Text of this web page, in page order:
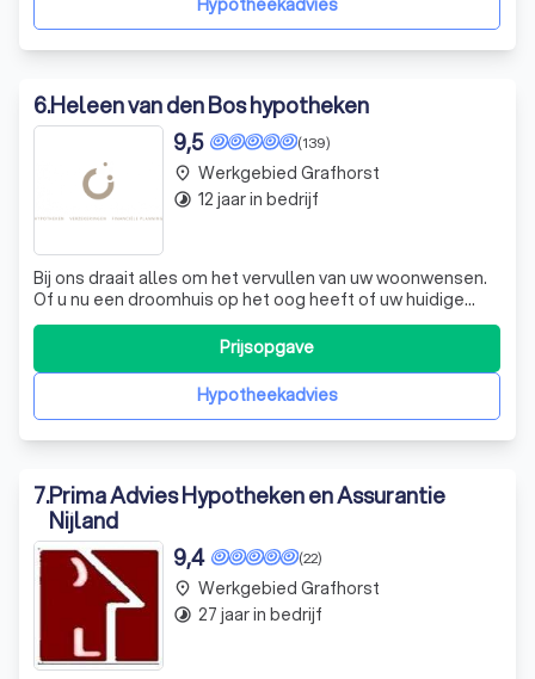
Hypotheekadvies
6.Heleen van den Bos hypotheken
(139)
9,5
Bij ons draait alles om het vervullen van uw woonwensen.
Of u nu een droomhuis op het oog heeft of uw huidige
hypotheek wilt herzien, wij staan voor u klaar met
deskundig advies in begrijpelijke taal. Ons team,
bestaande uit Heleen, Manuel en Jacoline, heeft een
passie voor hypotheken en financiële
Hypotheekadvies
Prijsopgave
place Werkgebied Grafhorst
timelapse 12 jaar in bedrijf
7.Prima Advies Hypotheken en Assurantie
Nijland
(22)
9,4
place Werkgebied Grafhorst
timelapse 27 jaar in bedrijf